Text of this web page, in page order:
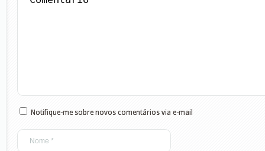
Notifique-me sobre novos comentários via e-mail